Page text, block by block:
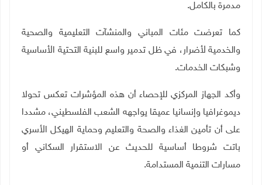
مدمرة بالكامل.
كما تعرضت مئات المباني والمنشآت التعليمية والصحية
والخدمية لأضرار، في ظل تدمير واسع للبنية التحتية الأساسية
وشبكات الخدمات.
وأكد الجهاز المركزي للإحصاء أن هذه المؤشرات تعكس تحولا
ديموغرافيا وإنسانيا عميقا يواجهه الشعب الفلسطيني، مشددا
على أن تأمين الغذاء والصحة والتعليم وحماية الهيكل الأسري
باتت شروطا أساسية للحديث عن الاستقرار السكاني أو
مسارات التنمية المستدامة.